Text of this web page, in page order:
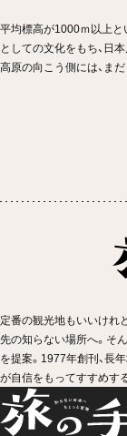
平均標高が1000ｍ以上と
としての文化をもち、日
高原の向こう側には、ま
定番の観光地もいいけれ
先の知らない場所へ。そ
を提案。1977年創刊、長
が自信をもってすすめす